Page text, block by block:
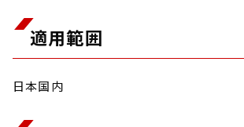
適用範囲
日本国内